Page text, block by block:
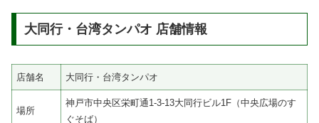
大同行・台湾タンパオ 店舗情報
店舗名 大同行・台湾タンパオ
場所
神戸市中央区栄町通1-3-13大同行ビル1F（中央広場のす
ぐそば）